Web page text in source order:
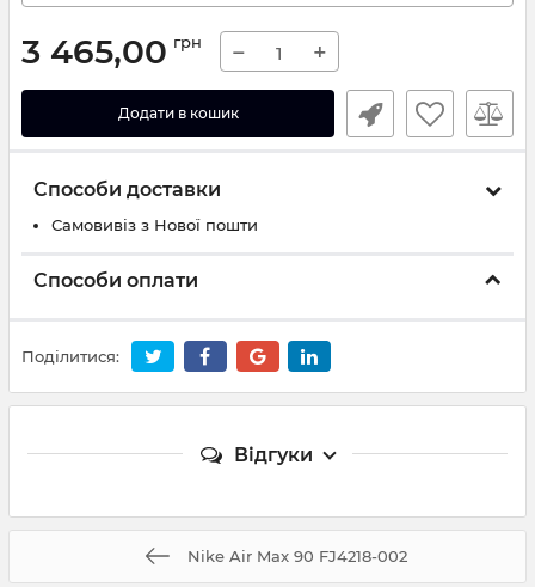
3 465,00 грн − +
Додати в кошик
Способи доставки
Самовивіз з Нової пошти
Способи оплати
Поділитися:
Відгуки
Nike Air Max 90 FJ4218-002